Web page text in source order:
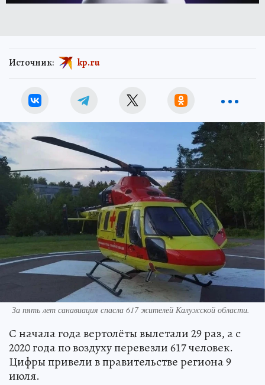
Источник: kp.ru
За пять лет санавиация спасла 617 жителей Калужской области.
С начала года вертолёты вылетали 29 раз, а с
2020 года по воздуху перевезли 617 человек.
Цифры привели в правительстве региона 9
июля.